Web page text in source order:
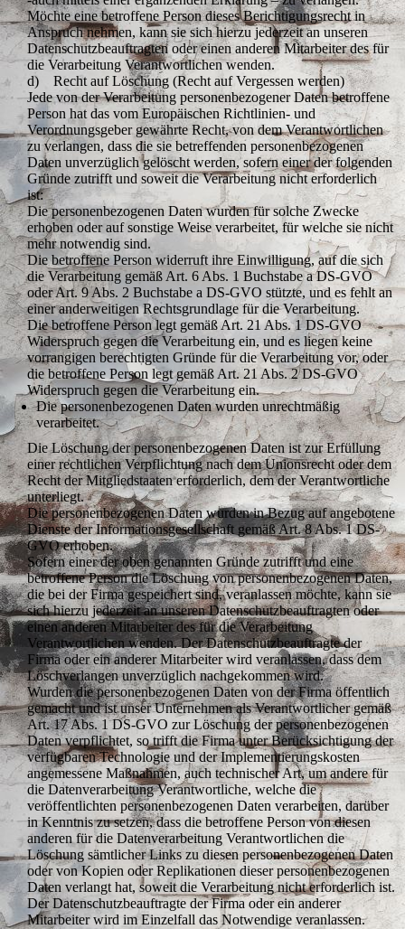
Möchte eine betroffene Person dieses Berichtigungsrecht in
Anspruch nehmen, kann sie sich hierzu jederzeit an unseren
Datenschutzbeauftragten oder einen anderen Mitarbeiter des für
die Verarbeitung Verantwortlichen wenden.
d) Recht auf Löschung (Recht auf Vergessen werden)
Jede von der Verarbeitung personenbezogener Daten betroffene
Person hat das vom Europäischen Richtlinien- und
Verordnungsgeber gewährte Recht, von dem Verantwortlichen
zu verlangen, dass die sie betreffenden personenbezogenen
Daten unverzüglich gelöscht werden, sofern einer der folgenden
Gründe zutrifft und soweit die Verarbeitung nicht erforderlich
ist:
Die personenbezogenen Daten wurden für solche Zwecke
erhoben oder auf sonstige Weise verarbeitet, für welche sie nicht
mehr notwendig sind.
Die betroffene Person widerruft ihre Einwilligung, auf die sich
die Verarbeitung gemäß Art. 6 Abs. 1 Buchstabe a DS-GVO
oder Art. 9 Abs. 2 Buchstabe a DS-GVO stützte, und es fehlt an
einer anderweitigen Rechtsgrundlage für die Verarbeitung.
Die betroffene Person legt gemäß Art. 21 Abs. 1 DS-GVO
Widerspruch gegen die Verarbeitung ein, und es liegen keine
vorrangigen berechtigten Gründe für die Verarbeitung vor, oder
die betroffene Person legt gemäß Art. 21 Abs. 2 DS-GVO
Widerspruch gegen die Verarbeitung ein.
Die personenbezogenen Daten wurden unrechtmäßig
verarbeitet.
Die Löschung der personenbezogenen Daten ist zur Erfüllung
einer rechtlichen Verpflichtung nach dem Unionsrecht oder dem
Recht der Mitgliedstaaten erforderlich, dem der Verantwortliche
unterliegt.
Die personenbezogenen Daten wurden in Bezug auf angebotene
Dienste der Informationsgesellschaft gemäß Art. 8 Abs. 1 DS-
GVO erhoben.
Sofern einer der oben genannten Gründe zutrifft und eine
betroffene Person die Löschung von personenbezogenen Daten,
die bei der Firma gespeichert sind, veranlassen möchte, kann sie
sich hierzu jederzeit an unseren Datenschutzbeauftragten oder
einen anderen Mitarbeiter des für die Verarbeitung
Verantwortlichen wenden. Der Datenschutzbeauftragte der
Firma oder ein anderer Mitarbeiter wird veranlassen, dass dem
Löschverlangen unverzüglich nachgekommen wird.
Wurden die personenbezogenen Daten von der Firma öffentlich
gemacht und ist unser Unternehmen als Verantwortlicher gemäß
Art. 17 Abs. 1 DS-GVO zur Löschung der personenbezogenen
Daten verpflichtet, so trifft die Firma unter Berücksichtigung der
verfügbaren Technologie und der Implementierungskosten
angemessene Maßnahmen, auch technischer Art, um andere für
die Datenverarbeitung Verantwortliche, welche die
veröffentlichten personenbezogenen Daten verarbeiten, darüber
in Kenntnis zu setzen, dass die betroffene Person von diesen
anderen für die Datenverarbeitung Verantwortlichen die
Löschung sämtlicher Links zu diesen personenbezogenen Daten
oder von Kopien oder Replikationen dieser personenbezogenen
Daten verlangt hat, soweit die Verarbeitung nicht erforderlich ist.
Der Datenschutzbeauftragte der Firma oder ein anderer
Mitarbeiter wird im Einzelfall das Notwendige veranlassen.